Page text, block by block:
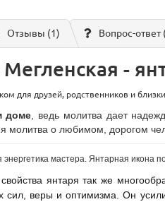
Отзывы (1) Вопрос-ответ
-
для друзей, родственников и
доме , ведь молитва дает
молитва о любимом, дорогом
мастера. Янтарная икона
янтаря так же
сил, веры и оптимизма. Он